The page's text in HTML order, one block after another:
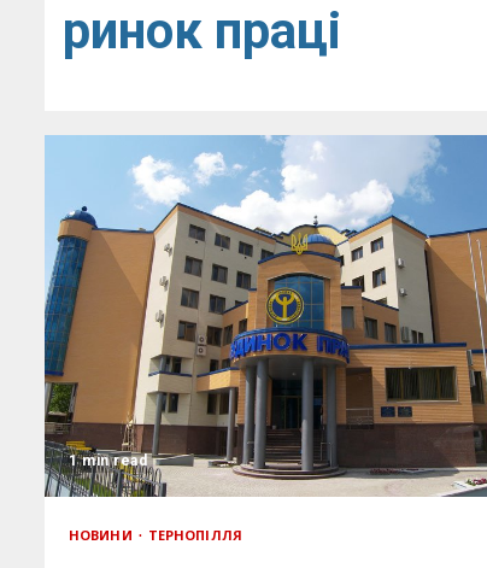
ринок праці
1 min read
НОВИНИ ТЕРНОПІЛЛЯ